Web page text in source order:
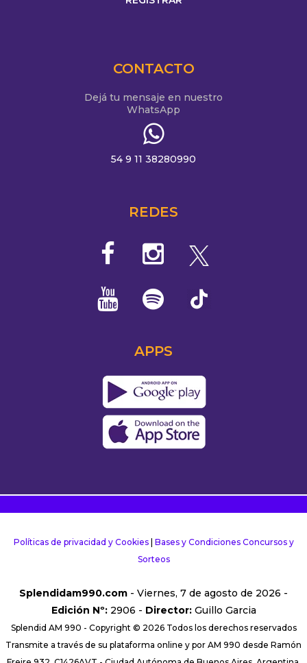
CONTACTO
Dejá tu mensaje en nuestro
WhatsApp
54 9 11 38280990
REDES
APPS
Políticas de privacidad y Cookies| Bases y Condiciones Concursos y
Sorteos
Splendidam990.com - Viernes, 7 de agosto de 2026 -
Edición Nº:2906 - Director:Guillo Garcia
Splendid AM 990 - Copyright © 2026 Todos los derechos reservados
Transmite a través de su plataforma online y por AM 990 desde Ramón